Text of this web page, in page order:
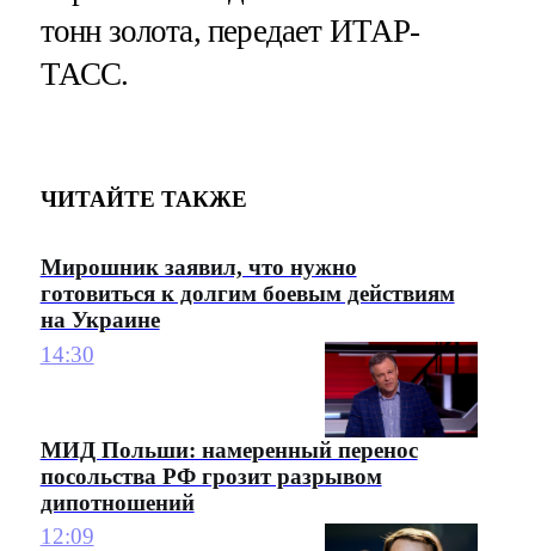
тонн золота, передает ИТАР-
ТАСС.
ЧИТАЙТЕ ТАКЖЕ
Мирошник заявил, что нужно
готовиться к долгим боевым действиям
на Украине
14:30
МИД Польши: намеренный перенос
посольства РФ грозит разрывом
дипотношений
12:09